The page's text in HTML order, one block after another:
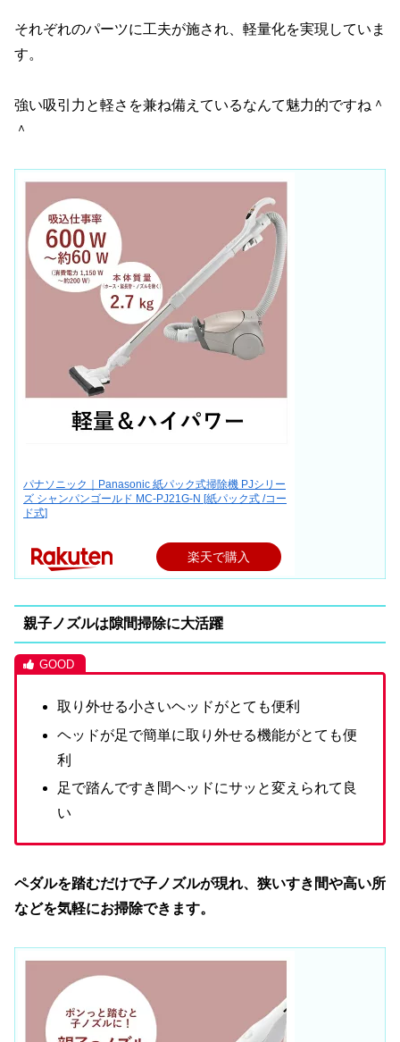
それぞれのパーツに工夫が施され、軽量化を実現していま
す。
強い吸引力と軽さを兼ね備えているなんて魅力的ですね＾
＾
パナソニック｜Panasonic 紙パック式掃除機 PJシリー
ズ シャンパンゴールド MC-PJ21G-N [紙パック式 /コー
ド式]
楽天で購入
親子ノズルは隙間掃除に大活躍
取り外せる小さいヘッドがとても便利
ヘッドが足で簡単に取り外せる機能がとても便
利
足で踏んですき間ヘッドにサッと変えられて良
い
ペダルを踏むだけで子ノズルが現れ、狭いすき間や高い所
などを気軽にお掃除できます。